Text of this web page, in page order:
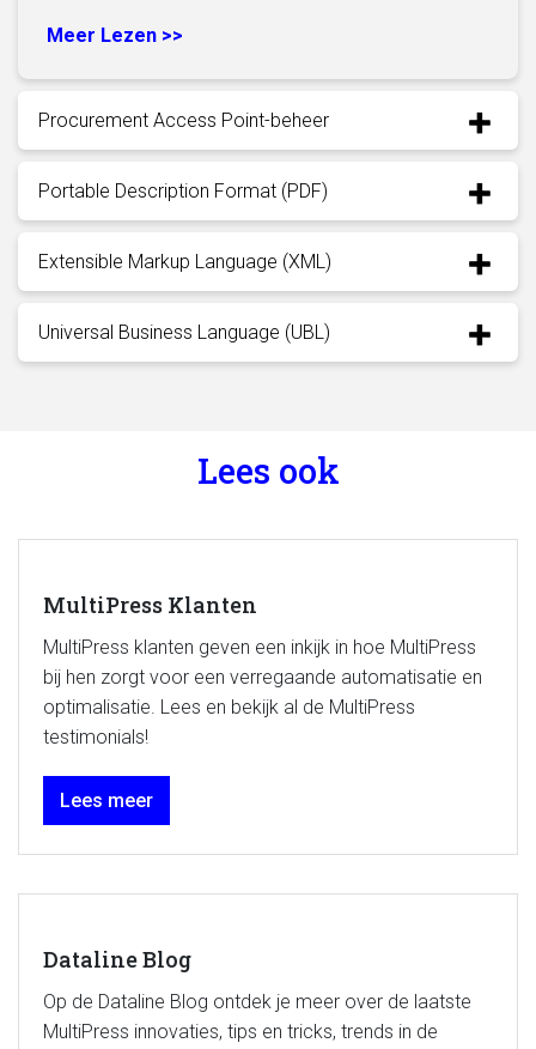
Meer Lezen >>
Procurement Access Point-beheer
Portable Description Format (PDF)
Extensible Markup Language (XML)
Universal Business Language (UBL)
Lees ook
MultiPress Klanten
MultiPress klanten geven een inkijk in hoe MultiPress
bij hen zorgt voor een verregaande automatisatie en
optimalisatie. Lees en bekijk al de MultiPress
testimonials!
Lees meer
Dataline Blog
Op de Dataline Blog ontdek je meer over de laatste
MultiPress innovaties, tips en tricks, trends in de